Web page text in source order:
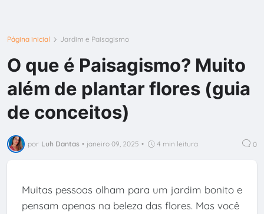
Página inicial Jardim e Paisagismo
O que é Paisagismo? Muito
além de plantar flores (guia
de conceitos)
por Luh Dantas • janeiro 09, 2025 • 4 min leitura 0
Muitas pessoas olham para um jardim bonito e
pensam apenas na beleza das flores. Mas você